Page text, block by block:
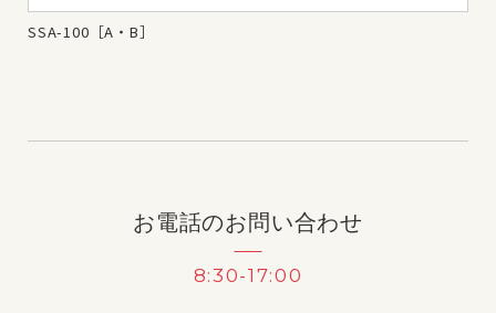
SSA-100［A・B］
お電話のお問い合わせ
8:30-17:00